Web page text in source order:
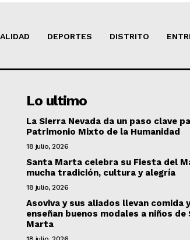
DEPORTES DISTRITO
Lo ultimo
La Sierra Nevada da un paso clave
Patrimonio Mixto de la Humanidad
18 julio, 2026
Santa Marta celebra su Fiesta del
mucha tradición, cultura y alegría
18 julio, 2026
Asoviva y sus aliados llevan comida
enseñan buenos modales a niños de
Marta